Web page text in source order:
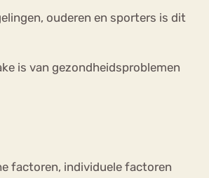
ouderen en sporters is dit
is van gezondheidsproblemen
factoren, individuele factoren